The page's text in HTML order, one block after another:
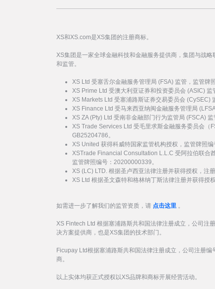
XS和XS.com是XS集团的注册商标。
XS集团是一家全球金融科技和金融服务提供商，集团与战
和监管。
XS Ltd 受塞舌尔金融服务管理局 (FSA) 监管，监管牌
XS Prime Ltd 受澳大利亚证券和投资委员会 (ASIC)
XS Markets Ltd 受塞浦路斯证券交易委员会 (CySEC)
XS Finance Ltd 受马来西亚纳闽金融服务管理局
XS ZA (Pty) Ltd 受南非金融部门行为监管局 (FSCA)
XS Trade Services Ltd 受毛里求斯金融服务委员会（
GB25204786。
XS United 获得科威特国家监管机构授权，监管牌照编
XSTrade Financial Consultation L.L.C 受阿拉伯联合
监管牌照编号：20200000339。
XS (LC) LTD. 根据圣卢西亚法律注册并获得授权，注
XS Ltd 根据圣文森特和格林纳丁斯法律注册并获得授
如需进一步了解我们的监管资质，请 点击这里 。
XS Fintech Ltd 根据塞浦路斯共和国法律注册成立，公司注
决方案提供商，也是XS集团的技术部门。
Ficupay Ltd根据塞浦路斯共和国法律注册成立，公司注册
商。
以上实体均获正式授权以XS品牌和商标开展经营活动。